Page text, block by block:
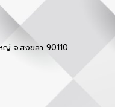
จ.สงขลา 90110